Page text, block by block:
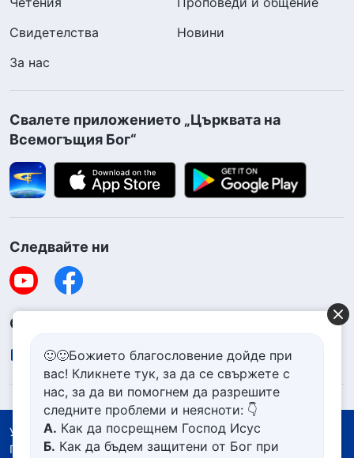
Свидетелства
Новини
За нас
Свалете приложението „Църквата на
Всемогъщия Бог“
Следвайте ни
Свържете се с нас
contact.bg@godfootsteps.org
Условия за ползване
Политика за поверителност
🙂🙂Божието благословение дойде при
вас! Кликнете тук, за да се свържете с
нас, за да ви помогнем да разрешите
следните проблеми и неясноти: 👇
А. Как да посрещнем Господ Исус
Б. Как да бъдем защитени от Бог при